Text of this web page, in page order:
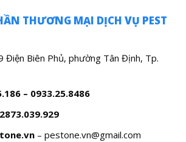
THƯƠNG MẠI DỊCH VỤ PEST
Điện Biên Phủ, phường Tân Định, Tp.
– 0933.25.8486
– pestone.vn@gmail.com